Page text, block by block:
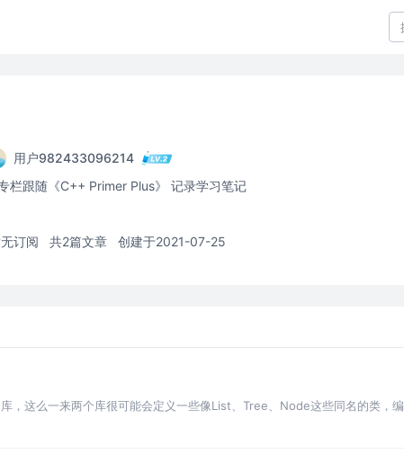
用户982433096214
栏跟随《C++ Primer Plus》 记录学习笔记
订阅 共2篇文章 创建于2021-07-25
，这么一来两个库很可能会定义一些像List、Tree、Node这些同名的类，